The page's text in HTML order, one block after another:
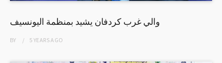
والي غرب كردفان يشيد بمنظمة اليونسيف
BY 5 YEARSAGO